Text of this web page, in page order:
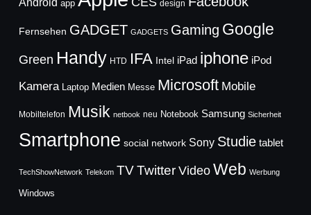
app design
Fernsehen GADGET GADGETS Gaming Google
Green Handy HTD IFA Intel iPad iphone iPod
Kamera Laptop Medien Messe Microsoft Mobile
Mobiltelefon Musik netbook neu Notebook Samsung Sicherheit
Smartphone social network Sony Studie tablet
TechShowNetwork Telekom TVTwitter Video Web Werbung
Windows